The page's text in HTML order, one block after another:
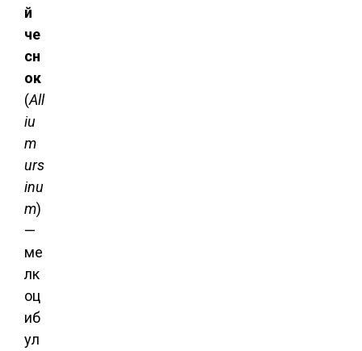
й
че
сн
ок
(All
iu
m
urs
inu
m)
—
ме
лк
оц
иб
ул